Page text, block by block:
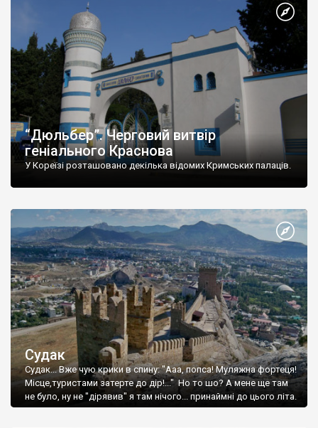
“Дюльбер”. Черговий витвір
геніального Краснова
У Кореїзі розташовано декілька відомих Кримських палаців.
Судак
Судак... Вже чую крики в спину: "Ааа, попса! Муляжна фортеця!
Місце,туристами затерте до дір!..." Но то шо? А мене ще там
не було, ну не "дірявив" я там нічого... принаймні до цього літа.